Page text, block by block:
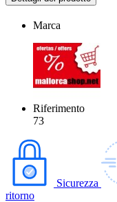
Marca
Riferimento
73
Sicurezza
ritorno